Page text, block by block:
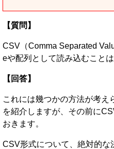
【質問】
CSV（Comma Separated
eや配列として読み込むこと
【回答】
これには幾つかの方法が考え
を紹介しますが、その前に
おきます。
CSV形式について、絶対的